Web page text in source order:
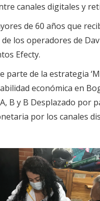
canales digitales y
de 60 años que
los operadores de
Efecty.
parte de la estrategia
económica en
B y B Desplazado
por los canales